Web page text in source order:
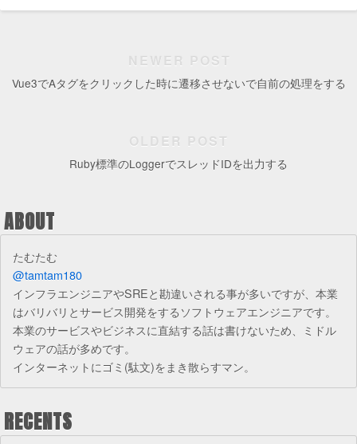
NEWER POST
Vue3でAタグをクリックした時に遷移させないで自前の処理をする
OLDER POST
Ruby標準のLoggerでスレッドIDを出力する
ABOUT
たむたむ
@tamtam180
インフラエンジニアやSREと勘違いされる事が多いですが、本業
はバリバリとサービス開発をするソフトウェアエンジニアです。
本業のサービスやビジネスに直結する話は書けないため、ミドル
ウェアの話が多めです。
インターネットにゴミ(駄文)をまき散らすマン。
RECENTS